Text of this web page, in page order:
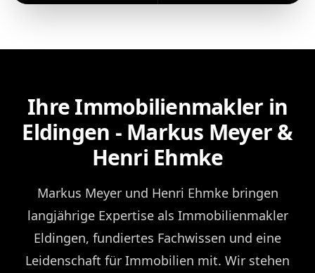
Ihre Immobilienmakler in
Eldingen - Markus Meyer &
Henri Ehmke
Markus Meyer und Henri Ehmke bringen
langjährige Expertise als Immobilienmakler
Eldingen, fundiertes Fachwissen und eine
Leidenschaft für Immobilien mit. Wir stehen